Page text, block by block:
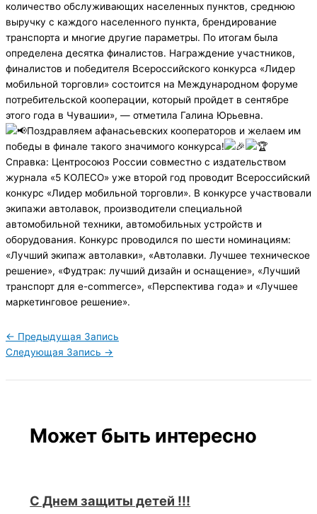
количество обслуживающих населенных пунктов, среднюю
выручку с каждого населенного пункта, брендирование
транспорта и многие другие параметры. По итогам была
определена десятка финалистов. Награждение участников,
финалистов и победителя Всероссийского конкурса «Лидер
мобильной торговли» состоится на Международном форуме
потребительской кооперации, который пройдет в сентябре
этого года в Чувашии», — отметила Галина Юрьевна.
Поздравляем афанасьевских кооператоров и желаем им
победы в финале такого значимого конкурса!
Справка: Центросоюз России совместно с издательством
журнала «5 КОЛЕСО» уже второй год проводит Всероссийский
конкурс «Лидер мобильной торговли». В конкурсе участвовали
экипажи автолавок, производители специальной
автомобильной техники, автомобильных устройств и
оборудования. Конкурс проводился по шести номинациям:
«Лучший экипаж автолавки», «Автолавки. Лучшее техническое
решение», «Фудтрак: лучший дизайн и оснащение», «Лучший
транспорт для e-commerce», «Перспектива года» и «Лучшее
маркетинговое решение».
← Предыдущая Запись
Следующая Запись →
Может быть интересно
С Днем защиты детей !!!